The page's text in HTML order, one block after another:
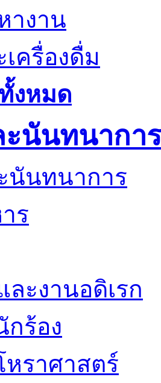
างาน
ครื่องดื่ม
งหมด
ะนันทนาการ
ร
ะงานอดิเรก
กร้อง
หราศาสตร์